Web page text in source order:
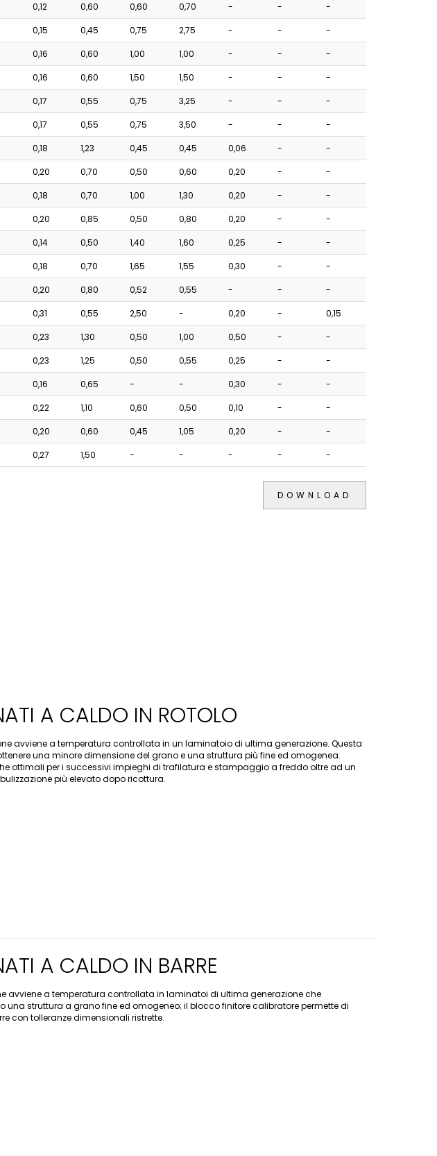
0,12 0,60 0,60 0,70 - -
-
0,15 0,45 0,75 2,75 - -
-
0,16 0,60 1,00 1,00 - -
-
0,16 0,60 1,50 1,50 - -
-
0,17 0,55 0,75 3,25 - -
-
0,17 0,55 0,75 3,50 - -
-
0,18 1,23 0,45 0,45 0,06 -
-
0,20 0,70 0,50 0,60 0,20 -
-
0,18 0,70 1,00 1,30 0,20 -
-
0,20 0,85 0,50 0,80 0,20 -
-
0,14 0,50 1,40 1,60 0,25 -
-
0,18 0,70 1,65 1,55 0,30 -
-
0,20 0,80 0,52 0,55 - -
-
0,31 0,55 2,50 - 0,20 -
0,15
0,23 1,30 0,50 1,00 0,50 -
-
0,23 1,25 0,50 0,55 0,25 -
-
0,16 0,65 - - 0,30 -
-
0,22 1,10 0,60 0,50 0,10 -
-
0,20 0,60 0,45 1,05 0,20 -
-
0,27 1,50 - - - - -
DOWNLOAD
A CALDO IN ROTOLO
avviene a temperatura controllata in un laminatoio di ultima generazione. Questa
una minore dimensione del grano e una struttura più fine ed omogenea.
ottimali per i successivi impieghi di trafilatura e stampaggio a freddo oltre ad un
più elevato dopo ricottura.
A CALDO IN BARRE
avviene a temperatura controllata in laminatoi di ultima generazione che
una struttura a grano fine ed omogeneo; il blocco finitore calibratore permette di
con tolleranze dimensionali ristrette.